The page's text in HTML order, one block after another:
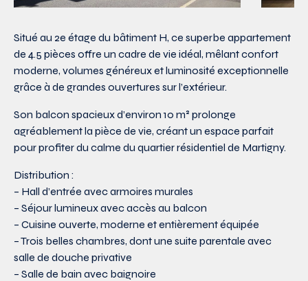
Situé au 2e étage du bâtiment H, ce superbe appartement
de 4.5 pièces offre un cadre de vie idéal, mêlant confort
moderne, volumes généreux et luminosité exceptionnelle
grâce à de grandes ouvertures sur l’extérieur.
Son balcon spacieux d’environ 10 m² prolonge
agréablement la pièce de vie, créant un espace parfait
pour profiter du calme du quartier résidentiel de Martigny.
Distribution :
– Hall d’entrée avec armoires murales
– Séjour lumineux avec accès au balcon
– Cuisine ouverte, moderne et entièrement équipée
– Trois belles chambres, dont une suite parentale avec
salle de douche privative
– Salle de bain avec baignoire